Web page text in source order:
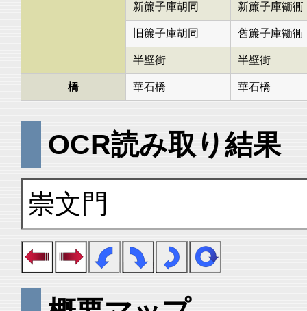
新簾子庫胡同 新簾子庫衚衕
旧簾子庫胡同 舊簾子庫衚衕
半壁街 半壁街
橋 華石橋 華石橋
OCR読み取り結果
崇文門